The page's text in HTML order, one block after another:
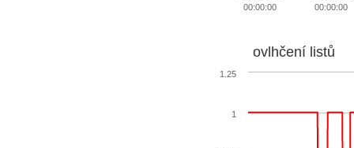
00:00:00
00:00:00
ovlhčení listů
1
1.25